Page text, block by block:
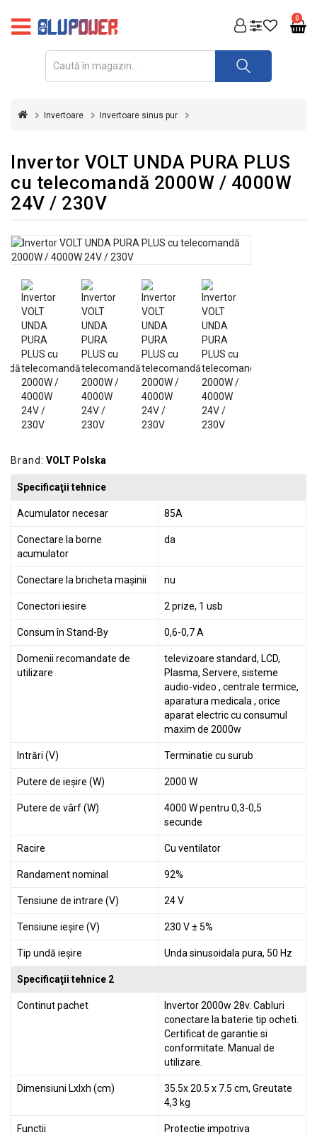
0
FOTOVOLTAICE
REDRESOARE
INVERTOARE
UPS
STABILIZATOARE
DE
TENSIUNE
CASA
GRADINA
SCULE
SI
ECHIPAMENTE
ELECTRICE
PROTECȚIE
KITURI
Invertoare Invertoare sinus pur
Invertor VOLT UNDA PURA PLUS
cu telecomandă 2000W / 4000W
24V / 230V
Brand: VOLT Polska
Specificaţii tehnice
Acumulator necesar 85A
Conectare la borne
acumulator
da
Conectare la bricheta mașinii nu
Conectori iesire 2 prize, 1 usb
Consum în Stand-By 0,6-0,7 A
Domenii recomandate de
utilizare
televizoare standard, LCD,
Plasma, Servere, sisteme
audio-video , centrale termice,
aparatura medicala , orice
aparat electric cu consumul
maxim de 2000w
Intrări (V) Terminatie cu surub
Putere de ieșire (W) 2000 W
Putere de vârf (W)
4000 W pentru 0,3-0,5
secunde
Racire Cu ventilator
Randament nominal 92%
Tensiune de intrare (V) 24 V
Tensiune ieșire (V) 230 V ± 5%
Tip undă ieșire Unda sinusoidala pura, 50 Hz
Specificaţii tehnice 2
Continut pachet
Invertor 2000w 28v. Cabluri
conectare la baterie tip ocheti.
Certificat de garantie si
conformitate. Manual de
utilizare.
Dimensiuni Lxlxh (cm)
35.5x 20.5 x 7.5 cm, Greutate
4,3 kg
Functii
Protectie impotriva